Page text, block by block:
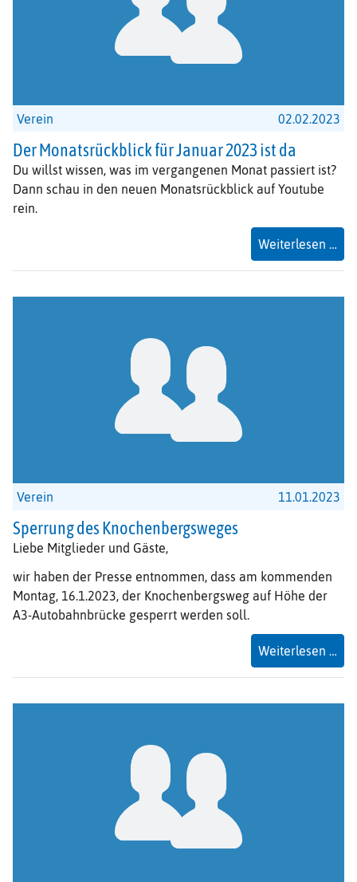
Verein 02.02.2023
Der Monatsrückblick für Januar 2023 ist da
Du willst wissen, was im vergangenen Monat passiert ist?
Dann schau in den neuen Monatsrückblick auf Youtube
rein.
Weiterlesen …
Verein 11.01.2023
Sperrung des Knochenbergsweges
Liebe Mitglieder und Gäste,
wir haben der Presse entnommen, dass am kommenden
Montag, 16.1.2023, der Knochenbergsweg auf Höhe der
A3-Autobahnbrücke gesperrt werden soll.
Weiterlesen …
des